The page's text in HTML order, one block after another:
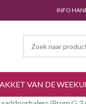
INFO
VAN DE WEEK